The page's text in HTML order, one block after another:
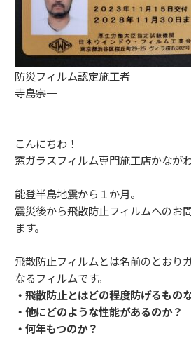
防災フィルム認定施工者
寺島宗一
こんにちわ！
窓ガラスフィルム専門施工店かなが
能登半島地震から１か月。
震災後から飛散防止フィルムへのお
ます。
飛散防止フィルムとは名前のとおり
なるフィルムです。
・飛散防止とはどの程度防げるもの
・他にどのような性能があるのか？
・何年もつのか？